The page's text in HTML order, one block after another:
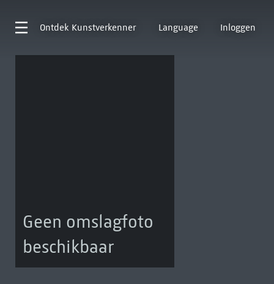
Ontdek Kunstverkenner Language Inloggen
Geen omslagfoto
beschikbaar